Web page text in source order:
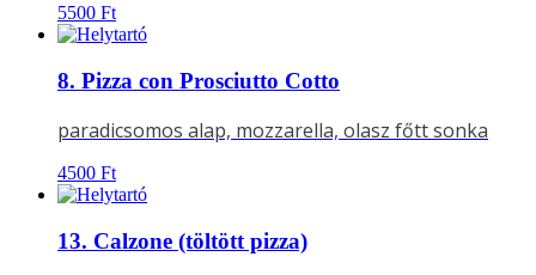
5500 Ft
8. Pizza con Prosciutto Cotto
paradicsomos alap, mozzarella, olasz főtt sonka
4500 Ft
13. Calzone (töltött pizza)